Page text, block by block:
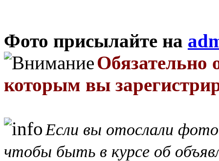
Фото присылайте на
Обязательно
которым вы
Если вы отослали
чтобы быть в курсе об